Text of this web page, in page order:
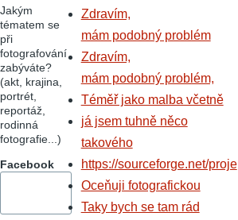
Jakým
tématem se
při
fotografování
zabýváte?
(akt, krajina,
portrét,
reportáž,
rodinná
fotografie...)
Facebook
Zdravím,
mám podobný problém
Zdravím,
mám podobný problém,
Téměř jako malba včetně
já jsem tuhně něco
takového
https://sourceforge.net/proje
Oceňuji fotografickou
Taky bych se tam rád